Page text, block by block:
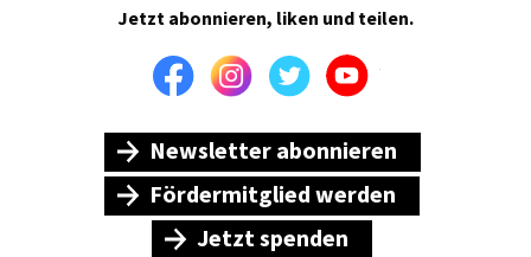
Jetzt abonnieren, liken und teilen.
FacebookInstagramTwitterYoutube
Newsletter abonnieren
Fördermitglied werden
Jetzt spenden